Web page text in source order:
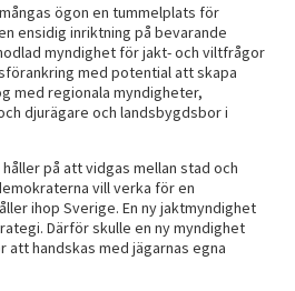
ögon en tummelplats för
ensidig inriktning på bevarande
myndighet för jakt- och viltfrågor
med potential att skapa
med regionala myndigheter,
djurägare och landsbygdsbor i
på att vidgas mellan stad och
vill verka för en
ihop Sverige. En ny jaktmyndighet
Därför skulle en ny myndighet
handskas med jägarnas egna